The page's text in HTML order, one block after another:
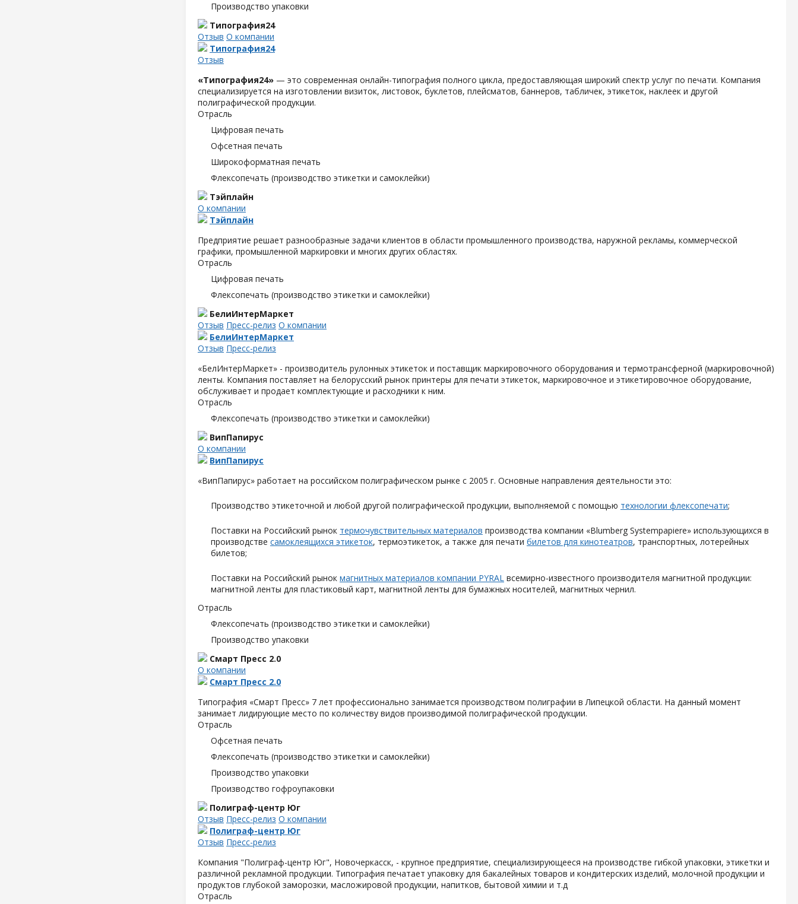
Производство упаковки
Типография24
Отзыв О компании
Типография24
Отзыв
«Типография24» — это современная онлайн-типография полного цикла, предоставляющая широкий спектр услуг по печати. Компания
специализируется на изготовлении визиток, листовок, буклетов, плейсматов, баннеров, табличек, этикеток, наклеек и другой
полиграфической продукции.
Отрасль
Цифровая печать
Офсетная печать
Широкоформатная печать
Флексопечать (производство этикетки и самоклейки)
Тэйплайн
О компании
Тэйплайн
Предприятие решает разнообразные задачи клиентов в области промышленного производства, наружной рекламы, коммерческой
графики, промышленной маркировки и многих других областях.
Отрасль
Цифровая печать
Флексопечать (производство этикетки и самоклейки)
БелиИнтерМаркет
Отзыв Пресс-релиз О компании
БелиИнтерМаркет
Отзыв Пресс-релиз
«БелИнтерМаркет» - производитель рулонных этикеток и поставщик маркировочного оборудования и термотрансферной (маркировочной)
ленты. Компания поставляет на белорусский рынок принтеры для печати этикеток, маркировочное и этикетировочное оборудование,
обслуживает и продает комплектующие и расходники к ним.
Отрасль
Флексопечать (производство этикетки и самоклейки)
ВипПапирус
О компании
ВипПапирус
«ВипПапирус» работает на российском полиграфическом рынке с 2005 г. Основные направления деятельности это:
Производство этикеточной и любой другой полиграфической продукции, выполняемой с помощью технологии флексопечати;
Поставки на Российский рынок термочувствительных материалов производства компании «Blumberg Systempapiere» использующихся в
производстве самоклеящихся этикеток, термоэтикеток, а также для печати билетов для кинотеатров, транспортных, лотерейных
билетов;
Поставки на Российский рынок магнитных материалов компании PYRAL всемирно-известного производителя магнитной продукции:
магнитной ленты для пластиковый карт, магнитной ленты для бумажных носителей, магнитных чернил.
Отрасль
Флексопечать (производство этикетки и самоклейки)
Производство упаковки
Смарт Пресс 2.0
О компании
Смарт Пресс 2.0
Типография «Смарт Пресс» 7 лет профессионально занимается производством полиграфии в Липецкой области. На данный момент
занимает лидирующие место по количеству видов производимой полиграфической продукции.
Отрасль
Офсетная печать
Флексопечать (производство этикетки и самоклейки)
Производство упаковки
Производство гофроупаковки
Полиграф-центр Юг
Отзыв Пресс-релиз О компании
Полиграф-центр Юг
Отзыв Пресс-релиз
Компания "Полиграф-центр Юг", Новочеркасск, - крупное предприятие, специализирующееся на производстве гибкой упаковки, этикетки и
различной рекламной продукции. Типография печатает упаковку для бакалейных товаров и кондитерских изделий, молочной продукции и
продуктов глубокой заморозки, масложировой продукции, напитков, бытовой химии и т.д
Отрасль